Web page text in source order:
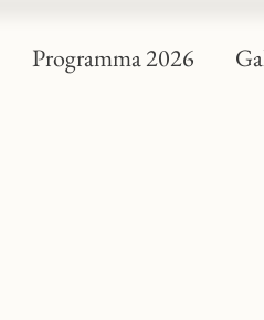
Programma 2026